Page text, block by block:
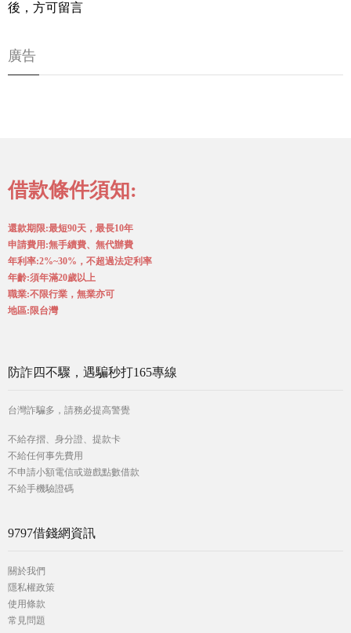
後，方可留言
廣告
借款條件須知:
還款期限:最短90天，最長10年
申請費用:無手續費、無代辦費
年利率:2%~30%，不超過法定利率
年齡:須年滿20歲以上
職業:不限行業，無業亦可
地區:限台灣
防詐四不驟，遇騙秒打165專線
台灣詐騙多，請務必提高警覺
不給存摺、身分證、提款卡
不給任何事先費用
不申請小額電信或遊戲點數借款
不給手機驗證碼
9797借錢網資訊
關於我們
隱私權政策
使用條款
常見問題